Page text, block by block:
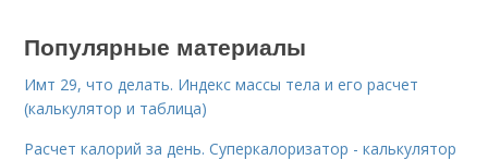
Популярные материалы
Имт 29, что делать. Индекс массы тела и его расчет
(калькулятор и таблица)
Расчет калорий за день. Суперкалоризатор - калькулятор